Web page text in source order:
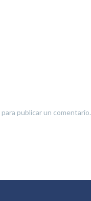
para publicar un comentario.